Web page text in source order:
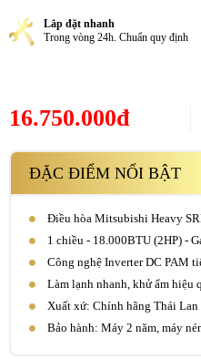
Lắp đặt nhanh
Trong vòng 24h. Chuẩn quy định
16.750.000đ
ĐẶC ĐIỂM NỔI BẬT
Điều hòa Mitsubishi Heavy
1 chiều - 18.000BTU (2HP) -
Công nghệ Inverter DC PAM
Làm lạnh nhanh, khử ẩm hiệu
Xuất xứ: Chính hãng Thái Lan
Bảo hành: Máy 2 năm, máy